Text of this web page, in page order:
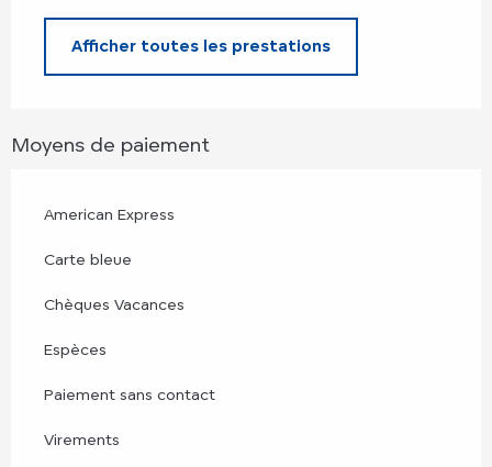
Afficher toutes les prestations
Moyens de paiement
American Express
Carte bleue
Chèques Vacances
Espèces
Paiement sans contact
Virements